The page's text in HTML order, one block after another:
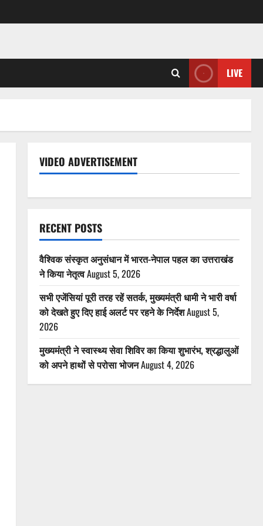
LIVE
VIDEO ADVERTISEMENT
RECENT POSTS
वैश्विक संस्कृत अनुसंधान में भारत-नेपाल पहल का उत्तराखंड
ने किया नेतृत्वAugust 5, 2026
सभी एजेंसियां पूरी तरह रहें सतर्क, मुख्यमंत्री धामी ने भारी वर्षा
को देखते हुए दिए हाई अलर्ट पर रहने के निर्देशAugust 5,
2026
मुख्यमंत्री ने स्वास्थ्य सेवा शिविर का किया शुभारंभ, श्रद्धालुओं
को अपने हाथों से परोसा भोजनAugust 4, 2026